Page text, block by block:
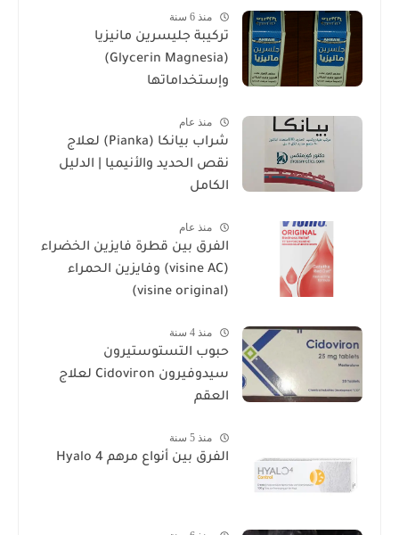
منذ 6 سنة
تركيبة جليسرين مانيزيا
(Glycerin Magnesia)
وإستخداماتها
منذ عام
شراب بيانكا (Pianka) لعلاج
نقص الحديد والأنيميا | الدليل
الكامل
منذ عام
الفرق بين قطرة فايزين الخضراء
(visine AC) وفايزين الحمراء
(visine original)
منذ 4 سنة
حبوب التستوستيرون
سيدوفيرون Cidoviron لعلاج
العقم
منذ 5 سنة
الفرق بين أنواع مرهم Hyalo 4